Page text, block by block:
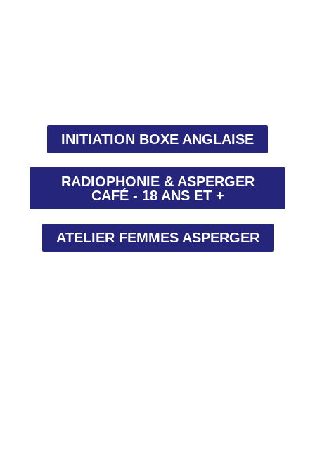
INITIATION BOXE ANGLAISE
RADIOPHONIE & ASPERGER
CAFÉ - 18 ANS ET +
ATELIER FEMMES ASPERGER